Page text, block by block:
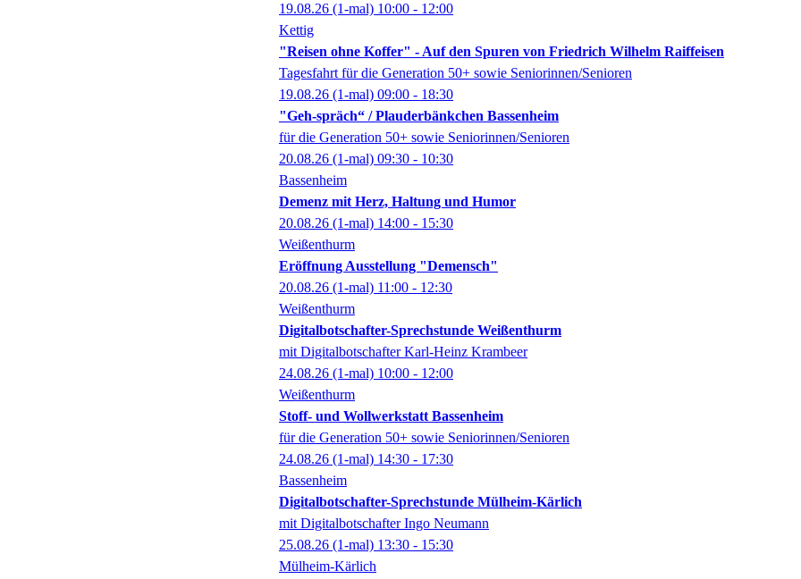
19.08.26 (1-mal) 10:00 - 12:00
Kettig
"Reisen ohne Koffer" - Auf den Spuren von Friedrich Wilhelm Raiffeisen
Tagesfahrt für die Generation 50+ sowie Seniorinnen/Senioren
19.08.26 (1-mal) 09:00 - 18:30
"Geh-spräch“ / Plauderbänkchen Bassenheim
für die Generation 50+ sowie Seniorinnen/Senioren
20.08.26 (1-mal) 09:30 - 10:30
Bassenheim
Demenz mit Herz, Haltung und Humor
20.08.26 (1-mal) 14:00 - 15:30
Weißenthurm
Eröffnung Ausstellung "Demensch"
20.08.26 (1-mal) 11:00 - 12:30
Weißenthurm
Digitalbotschafter-Sprechstunde Weißenthurm
mit Digitalbotschafter Karl-Heinz Krambeer
24.08.26 (1-mal) 10:00 - 12:00
Weißenthurm
Stoff- und Wollwerkstatt Bassenheim
für die Generation 50+ sowie Seniorinnen/Senioren
24.08.26 (1-mal) 14:30 - 17:30
Bassenheim
Digitalbotschafter-Sprechstunde Mülheim-Kärlich
mit Digitalbotschafter Ingo Neumann
25.08.26 (1-mal) 13:30 - 15:30
Mülheim-Kärlich